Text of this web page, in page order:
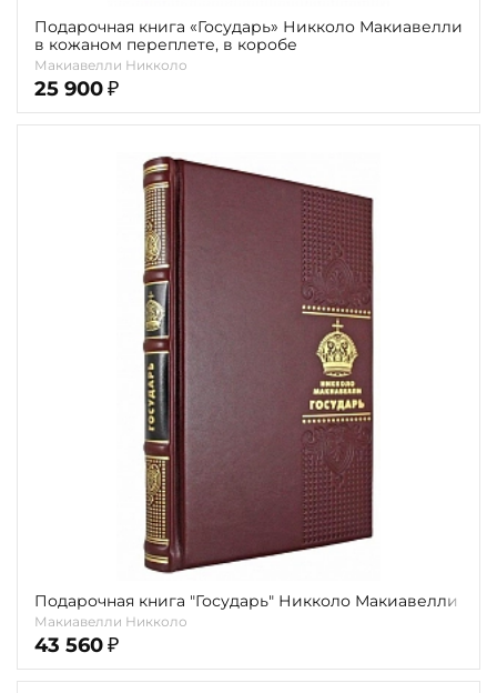
Подарочная книга «Государь» Никколо Макиавелли
в кожаном переплете, в коробе
Макиавелли Никколо
25 900 ₽
Подарочная книга "Государь" Никколо Макиавелли
Макиавелли Никколо
43 560 ₽